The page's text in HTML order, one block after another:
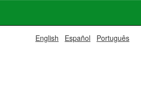
English Español Português